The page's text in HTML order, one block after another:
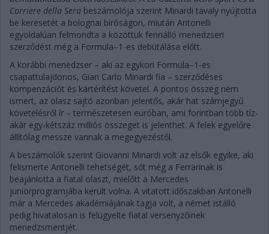
Corriere della Sera beszámolója szerint Minardi tavaly nyújtotta
be keresetét a bolognai bíróságon, miután Antonelli
egyoldalúan felmondta a közöttük fennálló menedzseri
szerződést még a Formula–1-es debütálása előtt.
A korábbi menedzser – aki az egykori Formula–1-es
csapattulajdonos, Gian Carlo Minardi fia – szerződéses
kompenzációt és kártérítést követel. A pontos összeg nem
ismert, az olasz sajtó azonban jelentős, akár hat számjegyű
követelésről ír – természetesen euróban, ami forintban több tíz-
akár egy-kétszáz milliós összeget is jelenthet. A felek egyelőre
állítólag messze vannak a megegyezéstől.
A beszámolók szerint Giovanni Minardi volt az elsők egyike, aki
felismerte Antonelli tehetségét, sőt még a Ferrarinak is
beajánlotta a fiatal olaszt, mielőtt a Mercedes
juniorprogramjába került volna. A vitatott időszakban Antonelli
már a Mercedes akadémiájának tagja volt, a német istálló
pedig hivatalosan is felügyelte fiatal versenyzőinek
menedzsmentjét.